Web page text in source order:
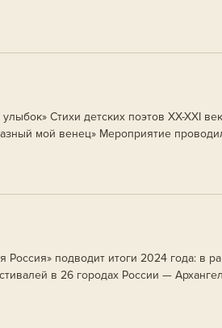
слова. «Воскресные чтения»
Стихи детских поэтов XX-XXI
мой венец» Мероприятие
связи и массовых коммуникаций
подводит итоги 2024 года: в
в 26 городах России —
Владивостоке, Владимире, Выборге,